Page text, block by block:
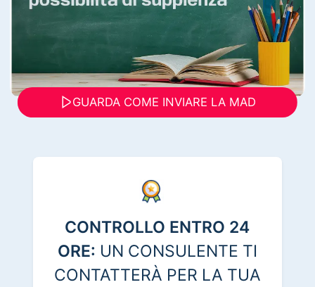
GUARDA COME INVIARE LA MAD
CONTROLLO ENTRO 24
ORE: UN CONSULENTE TI
CONTATTERÀ PER LA TUA